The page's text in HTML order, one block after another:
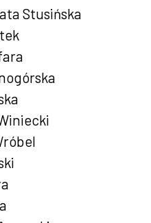
Stusińska